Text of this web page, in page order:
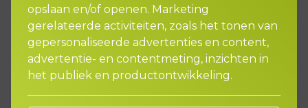
opslaan en/of openen. Marketing
gerelateerde activiteiten, zoals het tonen van
gepersonaliseerde advertenties en content,
advertentie- en contentmeting, inzichten in
het publiek en productontwikkeling.